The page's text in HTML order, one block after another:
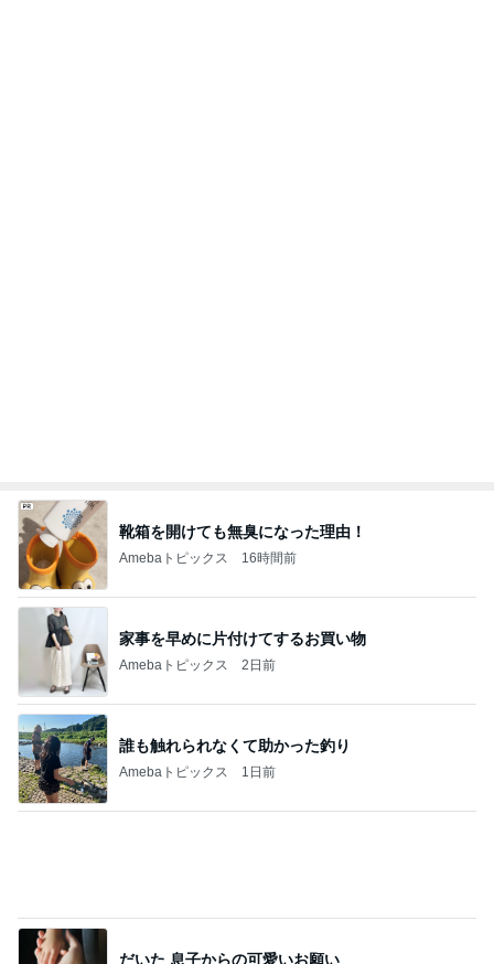
冷凍庫に入らないコストコの肉魚
私を苦しめたデイサービス嫌う義父